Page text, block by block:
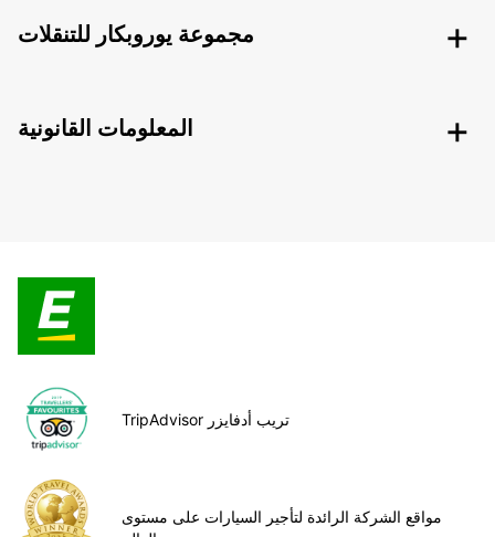
مجموعة يوروبكار للتنقلات
المعلومات القانونية
TripAdvisor تريب أدفايزر
مواقع الشركة الرائدة لتأجير السيارات على مستوى